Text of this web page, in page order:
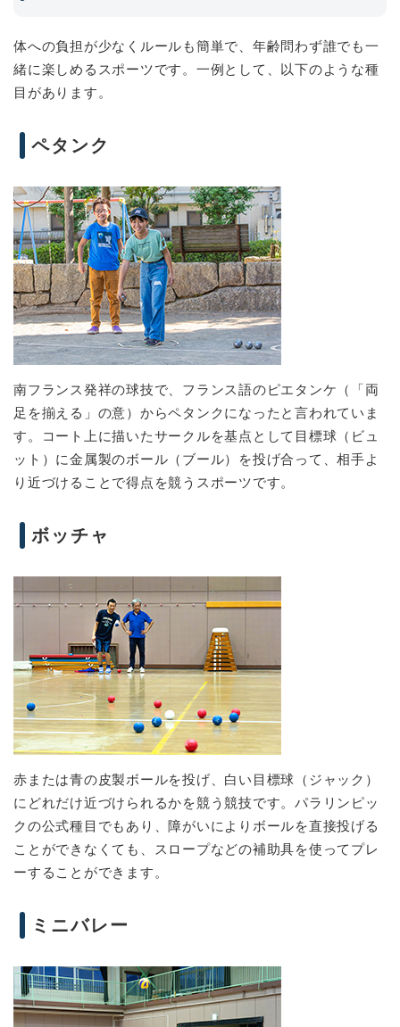
体への負担が少なくルールも簡単で、年齢問わず誰でも一
緒に楽しめるスポーツです。一例として、以下のような種
目があります。
ペタンク
南フランス発祥の球技で、フランス語のピエタンケ（「両
足を揃える」の意）からペタンクになったと言われていま
す。コート上に描いたサークルを基点として目標球（ビュ
ット）に金属製のボール（ブール）を投げ合って、相手よ
り近づけることで得点を競うスポーツです。
ボッチャ
赤または青の皮製ボールを投げ、白い目標球（ジャック）
にどれだけ近づけられるかを競う競技です。パラリンピッ
クの公式種目でもあり、障がいによりボールを直接投げる
ことができなくても、スロープなどの補助具を使ってプレ
ーすることができます。
ミニバレー